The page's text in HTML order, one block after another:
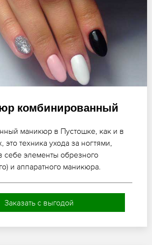
комбинированный
маникюр в Пустошке, как и в
это техника ухода за ногтями,
себе элементы обрезного
и аппаратного маникюра.
Заказать с выгодой